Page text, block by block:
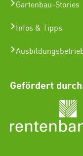
Gartenbau-Stories
Infos & Tipps
Gefördert